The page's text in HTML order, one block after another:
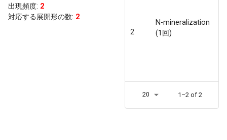
出現頻度: 2
対応する展開形の数: 2
2
N-mineralization
(1回)
20 1–2 of 2